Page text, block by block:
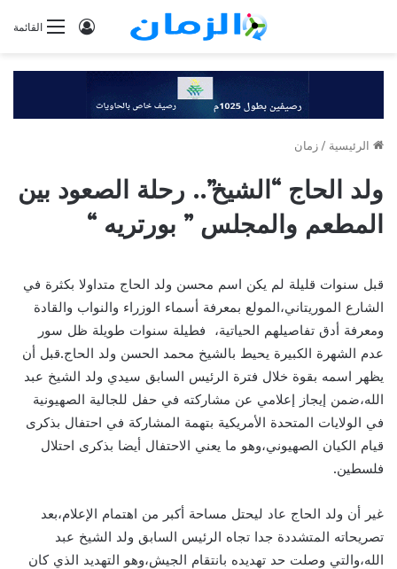
القائمةتسجيل
الرئيسية / زمان
ولد الحاج “الشيخ”.. رحلة الصعود بين
المطعم والمجلس ” بورتريه “
قبل سنوات قليلة لم يكن اسم محسن ولد الحاج متداولا بكثرة في
الشارع الموريتاني،المولع بمعرفة أسماء الوزراء والنواب والقادة
ومعرفة أدق تفاصيلهم الحياتية، فطيلة سنوات طويلة ظل سور
عدم الشهرة الكبيرة يحيط بالشيخ محمد الحسن ولد الحاج.قبل أن
يظهر اسمه بقوة خلال فترة الرئيس السابق سيدي ولد الشيخ عبد
الله،ضمن إيجاز إعلامي عن مشاركته في حفل للجالية الصهيونية
في الولايات المتحدة الأمريكية بتهمة المشاركة في احتفال بذكرى
قيام الكيان الصهيوني،وهو ما يعني الاحتفال أيضا بذكرى احتلال
فلسطين.
غير أن ولد الحاج عاد ليحتل مساحة أكبر من اهتمام الإعلام،بعد
تصريحاته المتشددة جدا تجاه الرئيس السابق ولد الشيخ عبد
الله،والتي وصلت حد تهديده بانتقام الجيش،وهو التهديد الذي كان